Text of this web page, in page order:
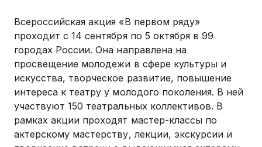
Всероссийская акция «В первом ряду»
проходит с 14 сентября по 5 октября в 99
городах России. Она направлена на
просвещение молодежи в сфере культуры и
искусства, творческое развитие, повышение
интереса к театру у молодого поколения. В ней
участвуют 150 театральных коллективов. В
рамках акции проходят мастер-классы по
актерскому мастерству, лекции, экскурсии и